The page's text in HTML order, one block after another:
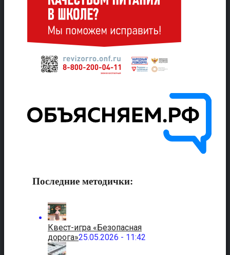
Последние методички:
Квест-игра «Безопасная
дорога»25.05.2026 - 11:42